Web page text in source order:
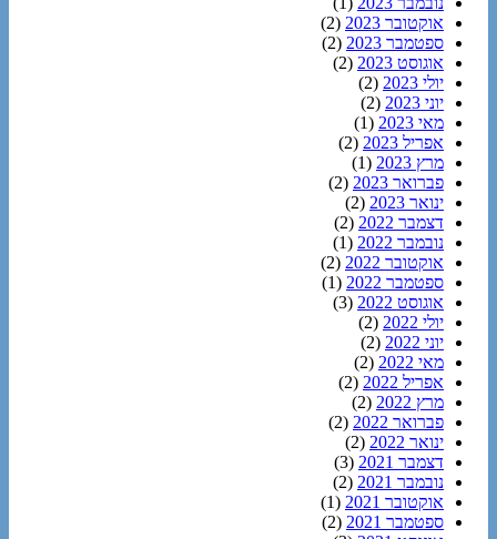
אוקטובר 2023
(2)
ספטמבר 2023
(2)
אוגוסט 2023
(2)
יולי 2023
(2)
יוני 2023
(2)
מאי 2023
(1)
אפריל 2023
(2)
מרץ 2023
(1)
פברואר 2023
(2)
ינואר 2023
(2)
דצמבר 2022
(2)
נובמבר 2022
(1)
אוקטובר 2022
(2)
ספטמבר 2022
(1)
אוגוסט 2022
(3)
יולי 2022
(2)
יוני 2022
(2)
מאי 2022
(2)
אפריל 2022
(2)
מרץ 2022
(2)
פברואר 2022
(2)
ינואר 2022
(2)
דצמבר 2021
(3)
נובמבר 2021
(2)
אוקטובר 2021
(1)
ספטמבר 2021
(2)